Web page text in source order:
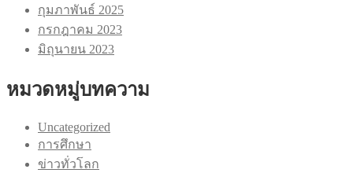
กุมภาพันธ์ 2025
กรกฎาคม 2023
มิถุนายน 2023
หมวดหมู่บทความ
Uncategorized
การศึกษา
ข่าวทั่วโลก